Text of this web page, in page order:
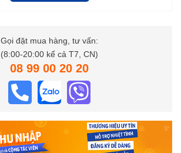
Gọi đặt mua hàng, tư vấn:
(8:00-20:00 kể cả T7, CN)
08 99 00 20 20